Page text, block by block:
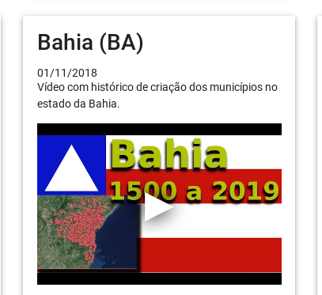
Bahia (BA)
01/11/2018
Vídeo com histórico de criação dos municípios no
estado da Bahia.